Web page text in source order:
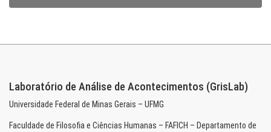
Laboratório de Análise de Acontecimentos (GrisLab)
Universidade Federal de Minas Gerais – UFMG
Faculdade de Filosofia e Ciências Humanas – FAFICH – Departamento de